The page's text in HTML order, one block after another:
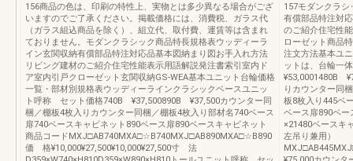
156商品の色は、印刷の特性上、実物とは多少異なる場合がござ
いますのでご了承ください。掲載価格には、消費税、ガラス代
（ガラス組込商品を除く）、組立代、取付費、運賃等は含まれ
ておりません。モダンクラシック商品特長規格表ウッディーラ
イン玄関収納有償部品特注対応品基本図納まり図お手入れ方法
リビング建材のご紹介住宅性能表示用語解説発注書索引室内ド
ア室内引戸クローゼット玄関収納GS-WEA基本ユニット台輪価格
一覧・部材別規格表ウッディーラインクラシックベースユニッ
ト呼称 セット価格740B ¥37,500890B ¥37,500カウンター同
梱／棚板4枚入りカウンター同梱／棚板4枚入り部材名740ベース
扉740ベースキャビネット890ベース扉890ベースキャビネット
商品コードMXJ□AB740MXA□☆B740MXJ□AB890MXA□☆B890
価 格¥10,000¥27,500¥10,000¥27,500寸 法
157モダンクラ
有償部品特注対
のご紹介住宅性
ローゼット商品
注文方法基本ユ
ットは、台輪一
¥53,0001480B
りカウンター同
板8枚入り445ベ
ベース扉890ベー
×21480ベースキ
左吊り兼用）